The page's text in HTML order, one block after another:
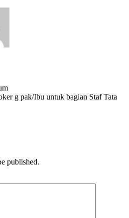
g pak/Ibu untuk bagian Staf Tata
published.